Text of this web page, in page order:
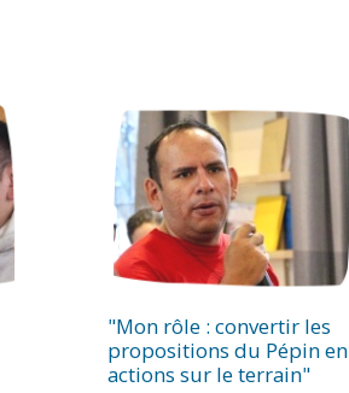
"Mon rôle : convertir les
propositions du Pépin en
actions sur le terrain"